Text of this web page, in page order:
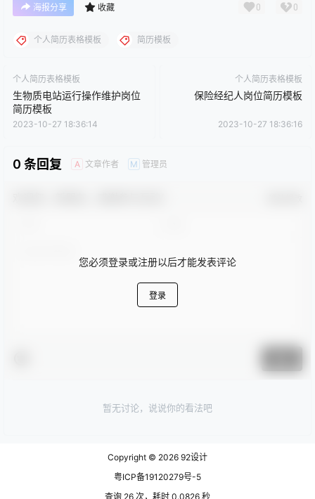
海报分享 收藏 0 0
个人简历表格模板 简历模板
个人简历表格模板
生物质电站运行操作维护岗位
简历模板
2023-10-27 18:36:14
个人简历表格模板
保险经纪人岗位简历模板
2023-10-27 18:36:16
0 条回复 A 文章作者 M 管理员
您必须登录或注册以后才能发表评论
登录
暂无讨论，说说你的看法吧
Copyright © 2026 92设计
粤ICP备19120279号-5
查询 26 次，耗时 0.0826 秒